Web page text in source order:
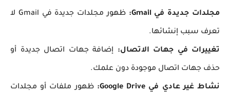
مجلدات جديدة في Gmail: ظهور مجلدات جديدة في Gmail لا
تعرف سبب إنشائها.
تغييرات في جهات الاتصال: إضافة جهات اتصال جديدة أو
حذف جهات اتصال موجودة دون علمك.
نشاط غير عادي في Google Drive: ظهور ملفات أو مجلدات